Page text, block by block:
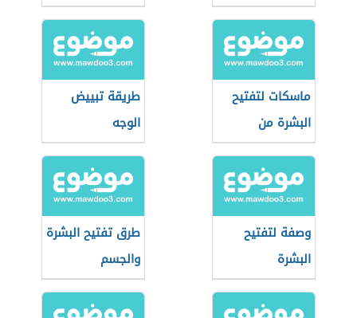
ماسكات لتفتيح
البشرة من
الشمس
طريقة تبييض
الوجه
وصفة لتفتيح
البشرة
طرق تفتيح البشرة
والجسم